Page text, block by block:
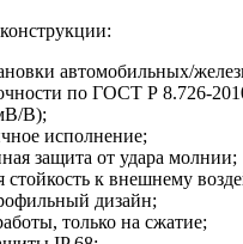
автомобильных/
по ГОСТ Р 8.726-
В);
исполнение;
защита от удара молнии;
стойкость к внешнему
дизайн;
только на сжатие;